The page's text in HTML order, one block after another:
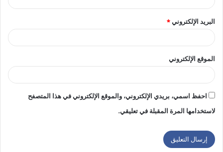
البريد الإلكتروني*
الموقع الإلكتروني
احفظ اسمي، بريدي الإلكتروني، والموقع الإلكتروني في هذا المتصفح
لاستخدامها المرة المقبلة في تعليقي.